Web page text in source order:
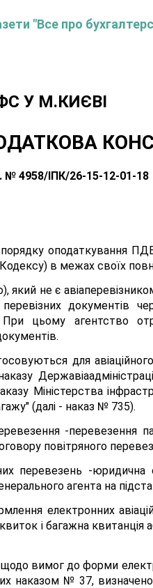
"Все про
У М.КИЄВI
№ 4958/ІПК/26-15-12-01-18
оподаткування
в межах своїх
який не є
документів
цьому агентство
для
Міністерства
(далі - наказ № 735).
-перевезення
повітряного
перевезень -юридична
агента на
електронних
і багажна квитанція
вимог до форми
наказом № 37,